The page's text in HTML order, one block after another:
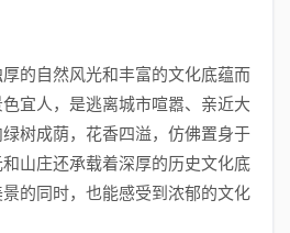
的自然风光和丰富的文化底蕴而
宜人，是逃离城市喧嚣、亲近大
树成荫，花香四溢，仿佛置身于
山庄还承载着深厚的历史文化底
的同时，也能感受到浓郁的文化